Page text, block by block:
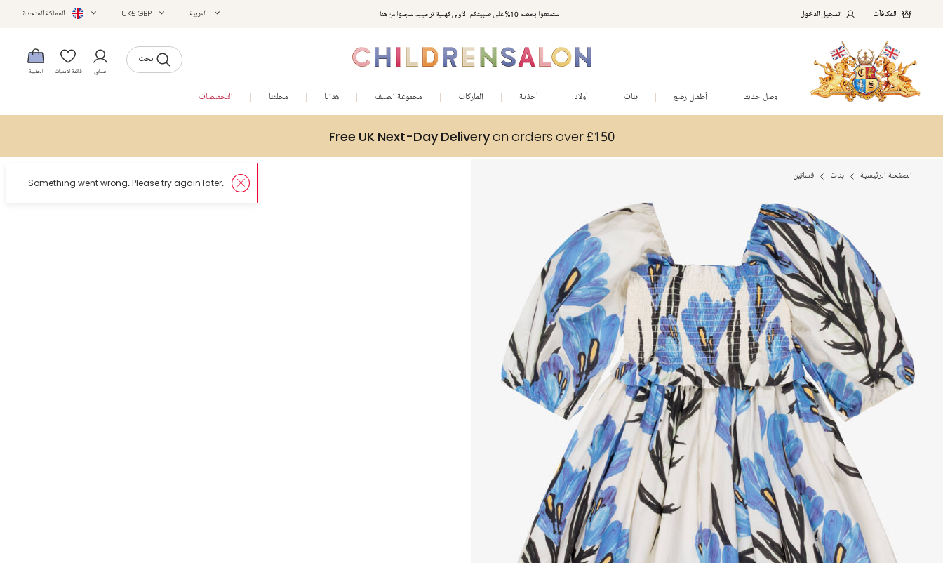
استمتعوا بخصم 10% على طلبيتكم الأولى كهدية ترحيب. سجلوا من هنا المكافآت تسجيل الدخول العربية UK£ GBP المملكة المتحدة
بحث
حسابي قائمة الأمنيات الحقيبة
وصل حديثا أطفال رضع بنات أولاد أحذية الماركات مجموعة الصيف هدايا مجلتنا التخفيضات
Free UK Next-Day Deliveryon orders over £150
الصفحة الرئيسية بنات فساتين